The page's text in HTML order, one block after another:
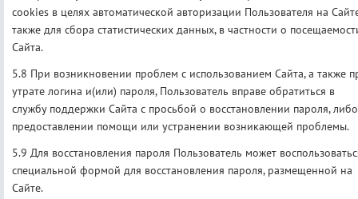
cookies в целях автоматической авторизации Пользователя на
также для сбора статистических данных, в частности о
Сайта.
5.8 При возникновении проблем с использованием Сайта, а также
утрате логина и(или) пароля, Пользователь вправе обратиться в
службу поддержки Сайта с просьбой о восстановлении пароля,
предоставлении помощи или устранении возникающей проблемы.
5.9 Для восстановления пароля Пользователь может
специальной формой для восстановления пароля, размещенной на
Сайте.